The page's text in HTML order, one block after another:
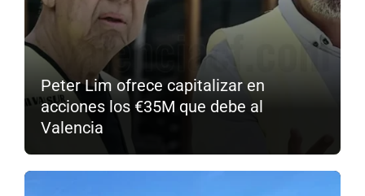
Peter Lim ofrece capitalizar en
acciones los €35M que debe al
Valencia